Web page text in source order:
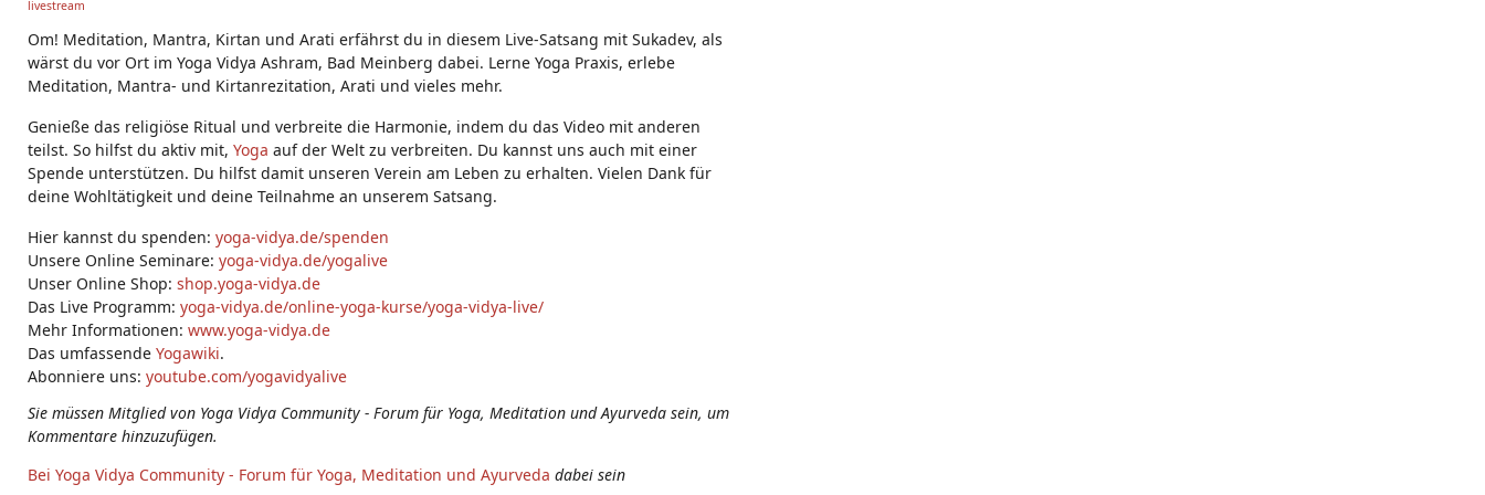
glivestream
Om! Meditation, Mantra, Kirtan und Arati erfährst du in diesem Live-Satsang mit Sukadev, als
wärst du vor Ort im Yoga Vidya Ashram, Bad Meinberg dabei. Lerne Yoga Praxis, erlebe
Meditation, Mantra- und Kirtanrezitation, Arati und vieles mehr.
Genieße das religiöse Ritual und verbreite die Harmonie, indem du das Video mit anderen
teilst. So hilfst du aktiv mit, Yoga auf der Welt zu verbreiten. Du kannst uns auch mit einer
Spende unterstützen. Du hilfst damit unseren Verein am Leben zu erhalten. Vielen Dank für
deine Wohltätigkeit und deine Teilnahme an unserem Satsang.
Hier kannst du spenden: yoga-vidya.de/spenden
Unsere Online Seminare: yoga-vidya.de/yogalive
Unser Online Shop: shop.yoga-vidya.de
Das Live Programm: yoga-vidya.de/online-yoga-kurse/yoga-vidya-live/
Mehr Informationen: www.yoga-vidya.de
Das umfassende Yogawiki.
Abonniere uns: youtube.com/yogavidyalive
Sie müssen Mitglied von Yoga Vidya Community - Forum für Yoga, Meditation und Ayurveda sein, um
Kommentare hinzuzufügen.
Bei Yoga Vidya Community - Forum für Yoga, Meditation und Ayurveda dabei sein